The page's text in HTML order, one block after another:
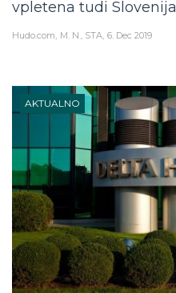
vpletena tudi Slovenija
Hudo.com M. N., STA 6. Dec 2019
AKTUALNO